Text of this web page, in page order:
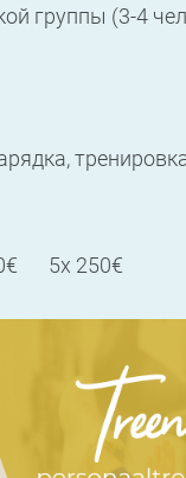
группы (3-4
5x 250€